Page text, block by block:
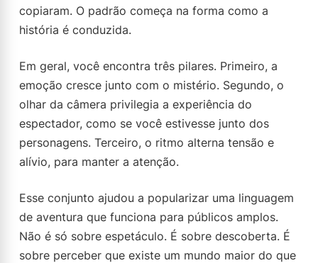
copiaram. O padrão começa na forma como a
história é conduzida.
Em geral, você encontra três pilares. Primeiro, a
emoção cresce junto com o mistério. Segundo, o
olhar da câmera privilegia a experiência do
espectador, como se você estivesse junto dos
personagens. Terceiro, o ritmo alterna tensão e
alívio, para manter a atenção.
Esse conjunto ajudou a popularizar uma linguagem
de aventura que funciona para públicos amplos.
Não é só sobre espetáculo. É sobre descoberta. É
sobre perceber que existe um mundo maior do que